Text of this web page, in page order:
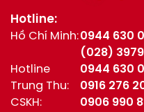
Hotline:
Hồ Chí Minh:0944 630
(028)
Hotline
Trung Thu:
0944 630
0916 276
CSKH:
0906 990